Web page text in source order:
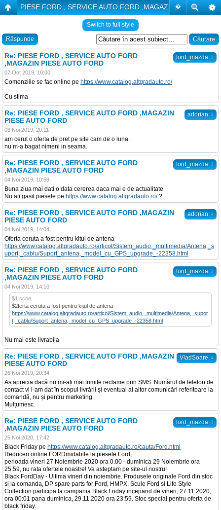
�
PIESE FORD , SERVICE AUTO FORD ,MAGAZIN PIESE AUTO
Switch to full style
Răspunde
ford_mazda ↓
Re: PIESE FORD , SERVICE AUTO FORD
,MAGAZIN PIESE AUTO FORD
07 Oct 2019, 10:00
Comenziile se fac online pe https://www.catalog.altgradauto.ro/
Cu stima
adorian ↓
Re: PIESE FORD , SERVICE AUTO FORD ,MAGAZIN
PIESE AUTO FORD
03 Noi 2019, 20:11
am cerut o oferta de pret pe site cam de o luna.
nu m-a bagat nimeni in seama.
ford_mazda ↓
Re: PIESE FORD , SERVICE AUTO FORD
,MAGAZIN PIESE AUTO FORD
04 Noi 2019, 10:59
Buna ziua mai dati o data cererea daca mai e de actualitate
Nu ati gasit piesele pe https://www.catalog.altgradauto.ro/?
adorian ↓
Re: PIESE FORD , SERVICE AUTO FORD ,MAGAZIN
PIESE AUTO FORD
04 Noi 2019, 14:04
Oferta ceruta a fost pentru kitul de antena
https://www.catalog.altgradauto.ro/articol/Sistem_audio,_multimedia/Antena,_s
uport,_cablu/Suport_antena,_model_cu_GPS_upgrade_-22358.html
ford_mazda ↓
Re: PIESE FORD , SERVICE AUTO FORD
,MAGAZIN PIESE AUTO FORD
04 Noi 2019, 14:10
$1 scrie:
$2ferta ceruta a fost pentru kitul de antena
https://www.catalog.altgradauto.ro/articol/Sistem_audio,_multimedia/Antena,_supor
t,_cablu/Suport_antena,_model_cu_GPS_upgrade_-22358.html
Nu mai este livrabila
VladSoare ↓
Re: PIESE FORD , SERVICE AUTO FORD ,MAGAZIN
PIESE AUTO FORD
26 Noi 2019, 20:34
Aș aprecia dacă nu mi-ați mai trimite reclame prin SMS. Numărul de telefon de
contact vi l-am dat în scopul livrării și eventual al altor comunicări referitoare la
comandă, nu și pentru marketing.
Mulțumesc.
ford_mazda ↓
Re: PIESE FORD , SERVICE AUTO FORD
,MAGAZIN PIESE AUTO FORD
25 Noi 2020, 17:42
Black Friday pe https://www.catalog.altgradauto.ro/cauta/Ford.html
Reduceri online FORDmidabile la piesele Ford,
perioada vineri 27 Noiembrie 2020 ora 0.00 - duminica 29 Noiembrie ora
25.59, nu rata ofertele noastre! Va asteptam pe site-ul nostru!
Black FordDay - Ultima vineri din noiembrie. Produsele originale Ford din stoc
si la comanda, DP spare parts for Ford, HMPX, Scule Ford si Life Style
Collection participa la campania Black Friday incepand de vineri, 27.11.2020,
ora 00:01 pana duminica, 29.11.2020 ora 23:59. Stoc special pentru oferta de
black friday.